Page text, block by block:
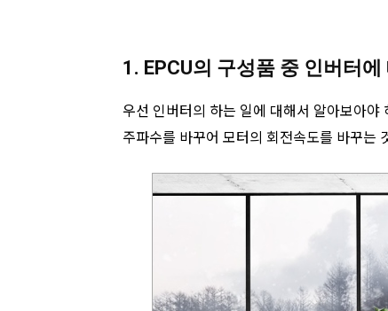
1. EPCU의 구성품 중 인버터
우선 인버터의 하는 일에 대해서 알아보아
주파수를 바꾸어 모터의 회전속도를 바꾸는